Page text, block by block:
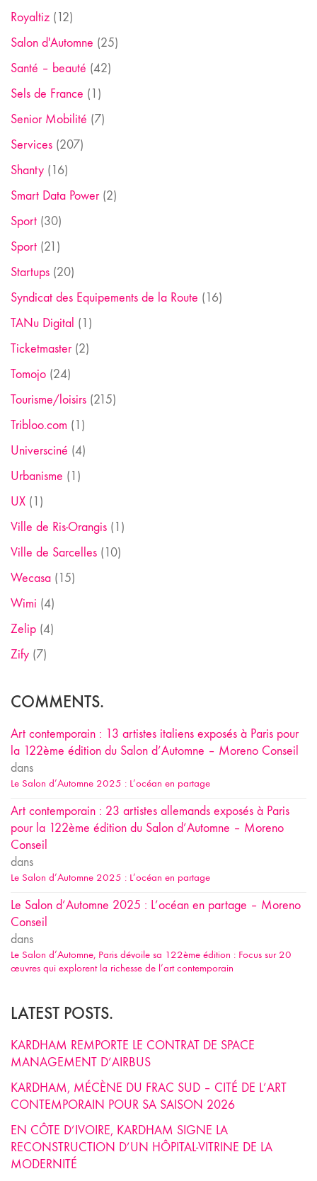
Royaltiz (12)
Salon d'Automne (25)
Santé – beauté (42)
Sels de France (1)
Senior Mobilité (7)
Services (207)
Shanty (16)
Smart Data Power(2)
Sport (30)
Sport (21)
Startups (20)
Syndicat des Equipements de la Route (16)
TANu Digital (1)
Ticketmaster(2)
Tomojo (24)
Tourisme/loisirs (215)
Tribloo.com (1)
Universciné (4)
Urbanisme (1)
UX (1)
Ville de Ris-Orangis (1)
Ville de Sarcelles (10)
Wecasa (15)
Wimi (4)
Zelip (4)
Zify (7)
COMMENTS.
Art contemporain : 13 artistes italiens exposés à Paris pour
la 122ème édition du Salon d’Automne – Moreno Conseil
dans
Le Salon d’Automne 2025 : L’océan en partage
Art contemporain : 23 artistes allemands exposés à Paris
pour la 122ème édition du Salon d’Automne – Moreno
Conseil
dans
Le Salon d’Automne 2025 : L’océan en partage
Le Salon d’Automne 2025 : L’océan en partage – Moreno
Conseil
dans
Le Salon d’Automne, Paris dévoile sa 122ème édition : Focus sur 20
œuvres qui explorent la richesse de l’art contemporain
LATEST POSTS.
KARDHAM REMPORTE LE CONTRAT DE SPACE
MANAGEMENT D’AIRBUS
KARDHAM, MÉCÈNE DU FRAC SUD – CITÉ DE L’ART
CONTEMPORAIN POUR SA SAISON 2026
EN CÔTE D’IVOIRE, KARDHAM SIGNE LA
RECONSTRUCTION D’UN HÔPITAL-VITRINE DE LA
MODERNITÉ